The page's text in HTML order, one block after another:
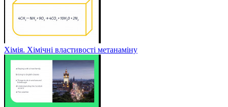
Хімія. Хімічні властивості метанаміну